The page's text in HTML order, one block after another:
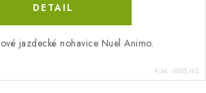
DETAIL
jazdecké nohavice Nuel Animo.
Kód: 6505/42